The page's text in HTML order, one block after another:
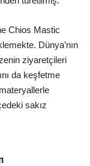
Chios Mastic
Dünya’nın
ziyaretçileri
da keşfetme
sakız